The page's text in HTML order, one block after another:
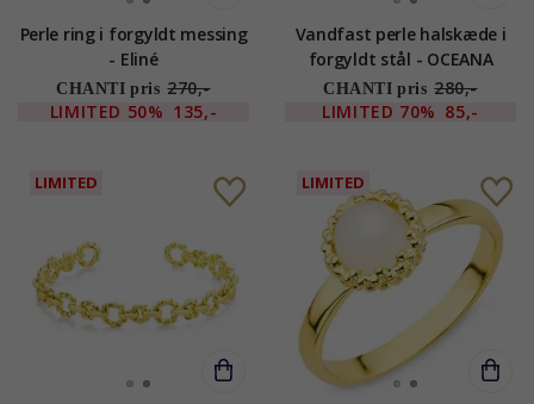
Perle ring i forgyldt messing
- Eliné
CHANTI pris 270,-
LIMITED 50% 135,-
Vandfast perle halskæde i
forgyldt stål - OCEANA
CHANTI pris 280,-
LIMITED 70% 85,-
LIMITED LIMITED